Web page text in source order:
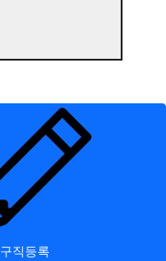
구직등록